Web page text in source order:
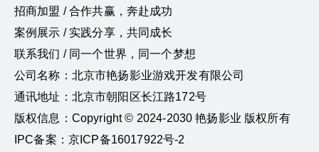
招商加盟 / 合作共赢，奔赴成功
案例展示 / 实践分享，共同成长
联系我们 / 同一个世界，同一个梦想
公司名称：北京市艳扬影业游戏开发有限公司
通讯地址：北京市朝阳区长江路172号
版权信息：Copyright © 2024-2030 艳扬影业 版权所有
IPC备案：京ICP备16017922号-2